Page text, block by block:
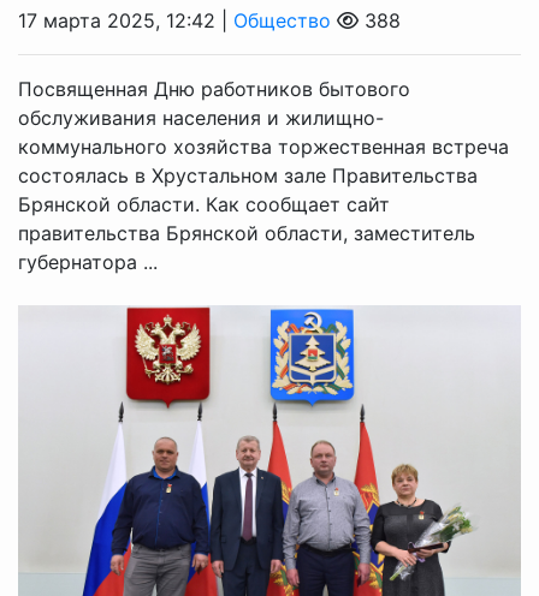
17 марта 2025, 12:42 | Общество 388
Посвященная Дню работников бытового
обслуживания населения и жилищно-
коммунального хозяйства торжественная встреча
состоялась в Хрустальном зале Правительства
Брянской области. Как сообщает сайт
правительства Брянской области, заместитель
губернатора ...